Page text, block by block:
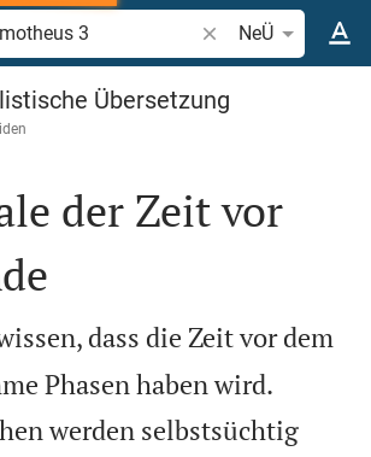
Bibelstelle oder
NeÜ
3 Übersetzung
der Zeit vor
dass die Zeit vor dem
Phasen haben wird.
werden selbstsüchtig